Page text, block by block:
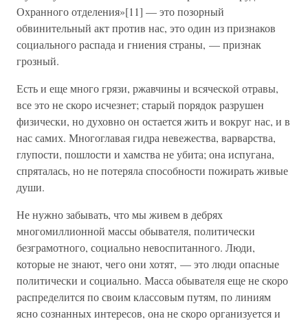
Охранного отделения»[11] — это позорный
обвинительный акт против нас, это один из признаков
социального распада и гниения страны, — признак
грозный.
Есть и еще много грязи, ржавчины и всяческой отравы,
все это не скоро исчезнет; старый порядок разрушен
физически, но духовно он остается жить и вокруг нас, и в
нас самих. Многоглавая гидра невежества, варварства,
глупости, пошлости и хамства не убита; она испугана,
спряталась, но не потеряла способности пожирать живые
души.
Не нужно забывать, что мы живем в дебрях
многомиллионной массы обывателя, политически
безграмотного, социально невоспитанного. Люди,
которые не знают, чего они хотят, — это люди опасные
политически и социально. Масса обывателя еще не скоро
распределится по своим классовым путям, по линиям
ясно сознанных интересов, она не скоро организуется и